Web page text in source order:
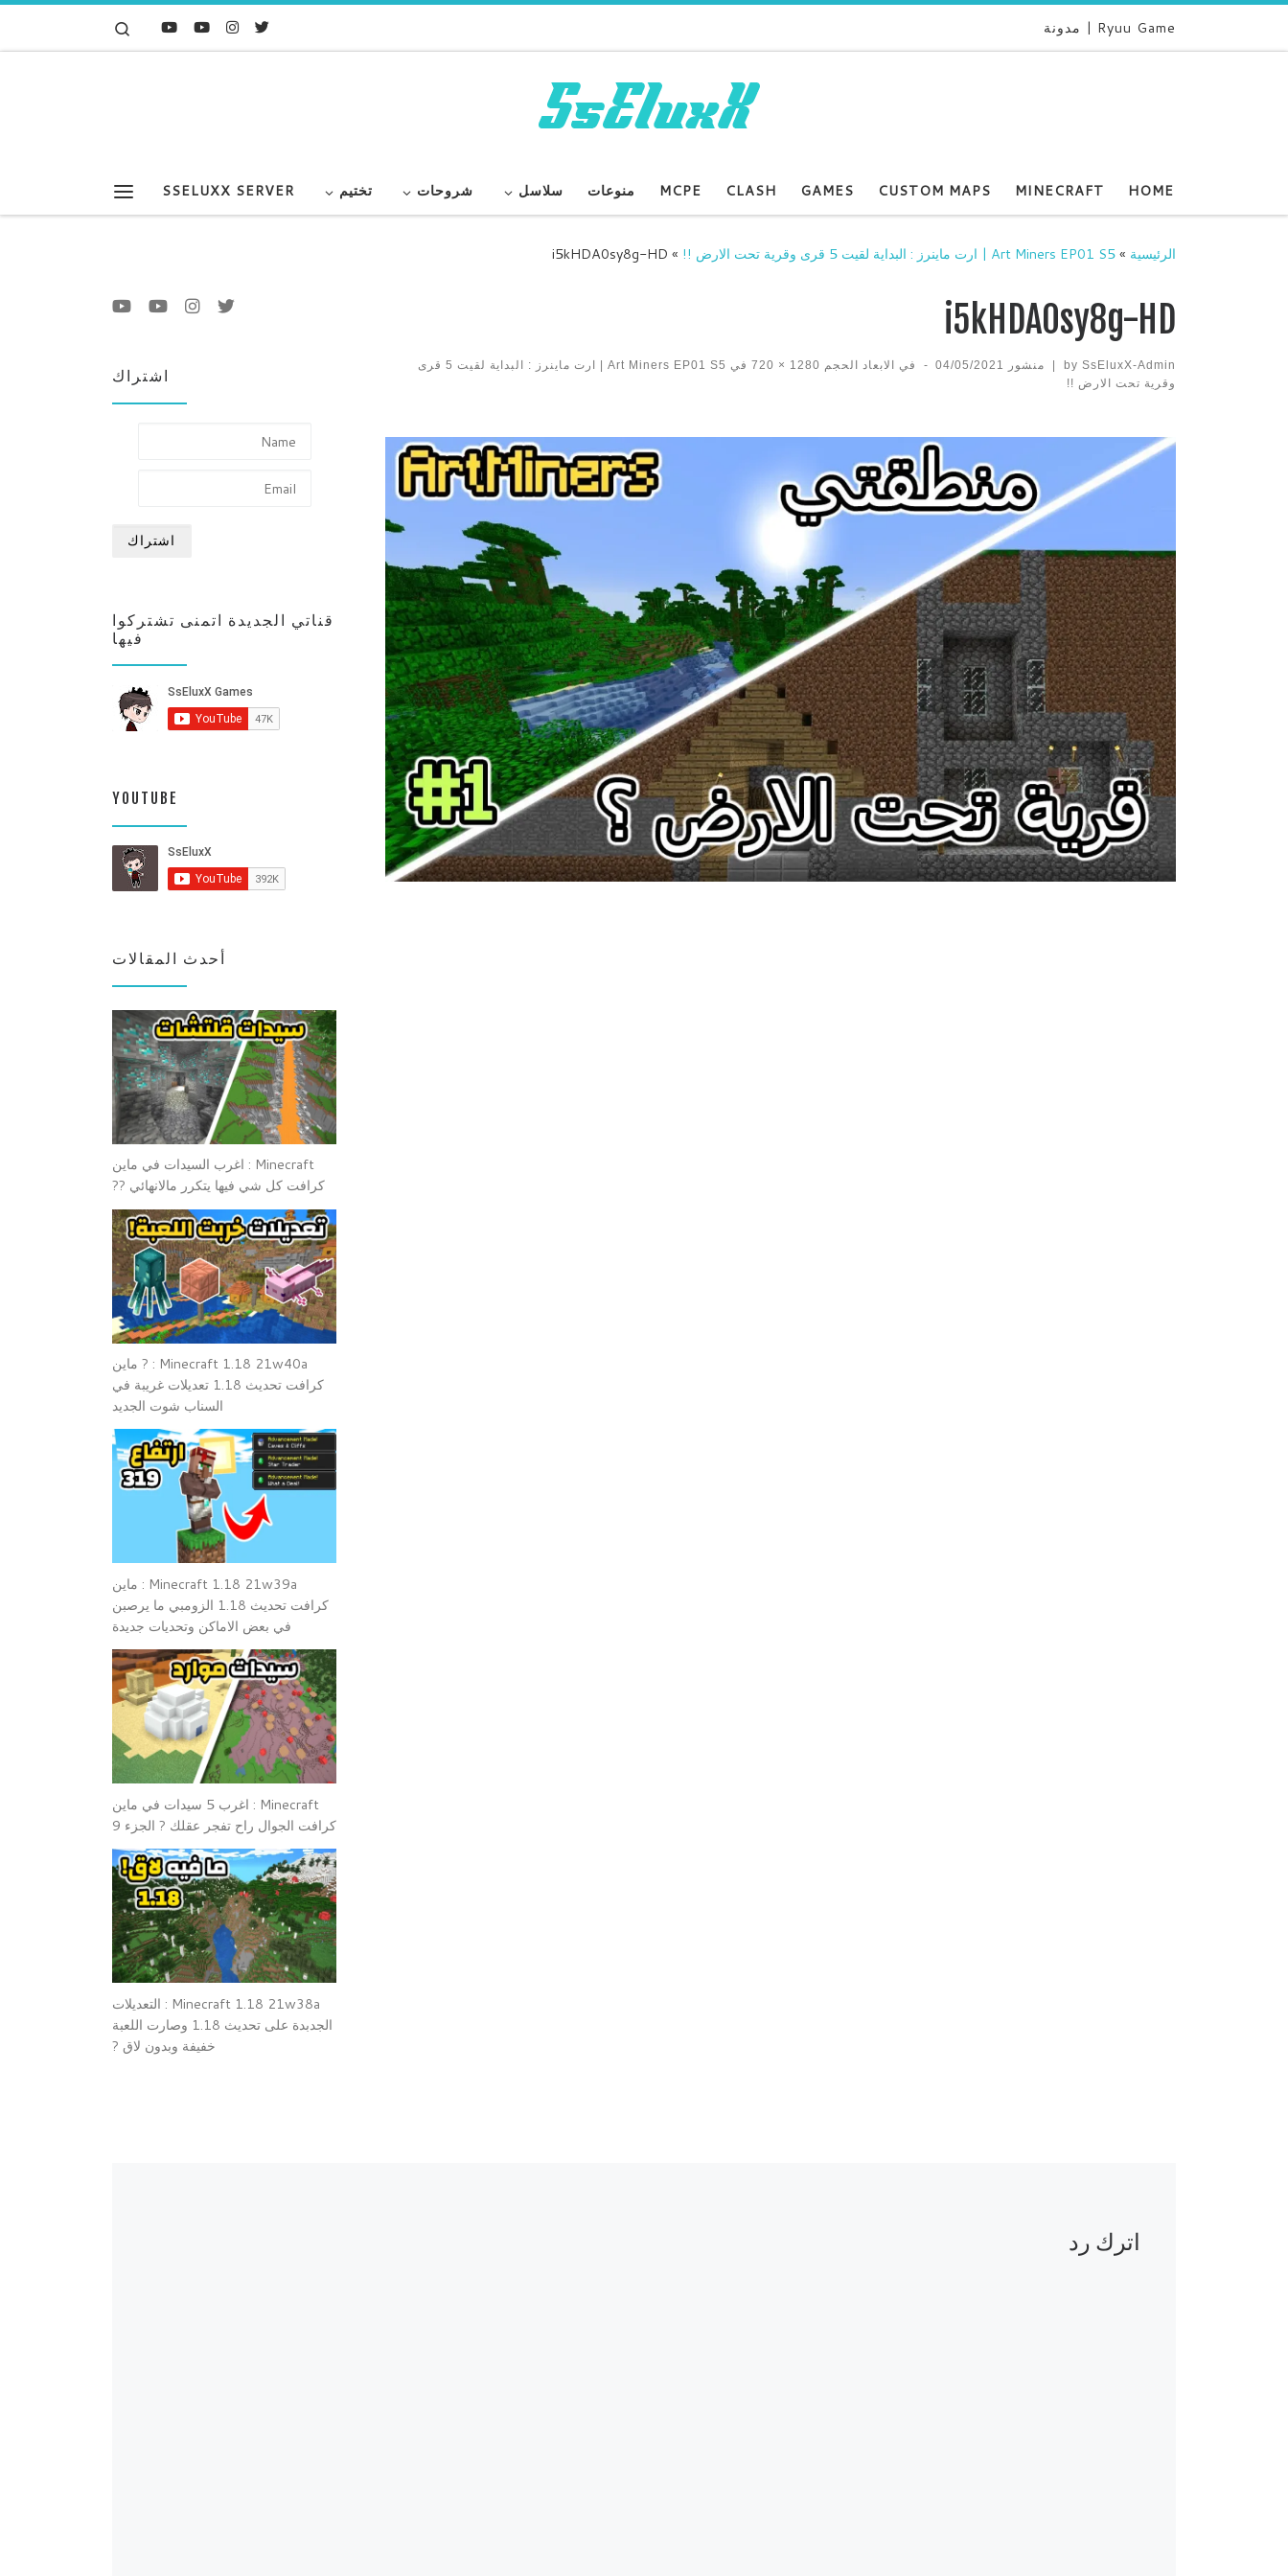
Skip to content Ryuu Game | مدونة
HOME
MINECRAFT
CUSTOM MAPS
GAMES
CLASH
MCPE منوعات سلاسل شروحات تختيم
SSELUXX SERVER
الرئيسية »Art Miners EP01 S5 | ارت ماينرز : البداية لقيت 5 قرى وقرية تحت الارض !! »
i5kHDA0sy8g-HD
i5kHDA0sy8g-HD
by SsEluxX-Admin منشور 04/05/2021
- في الابعاد الحجم في
Art Miners EP01 S5 | ارت ماينرز : البداية لقيت 5 قرى
وقرية تحت الارض !!
Images navigation
اترك رد
اشتراك
قناتي الجديدة اتمنى تشتركوا
فيها
YOUTUBE
أحدث المقالات
Minecraft : اغرب السيدات في ماين
كرافت كل شي فيها يتكرر مالانهائي ??
Minecraft 1.18 21w40a : ? ماين
كرافت تحديث 1.18 تعديلات غريبة في
السناب شوت الجديد
Minecraft 1.18 21w39a : ماين
كرافت تحديث 1.18 الزومبي ما يرصبن
في بعض الاماكن وتحديات جديدة
Minecraft : اغرب 5 سيدات في ماين
كرافت الجوال راح تفجر عقلك ? الجزء 9
Minecraft 1.18 21w38a : التعديلات
الجدبدة على تحديث 1.18 وصارت اللعبة
خفيفة وبدون لاق ?